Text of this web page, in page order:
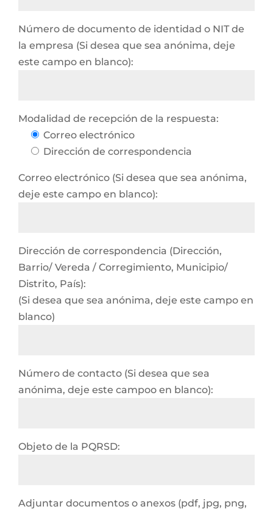
Número de documento de identidad o NIT de
la empresa (Si desea que sea anónima, deje
este campo en blanco):
Modalidad de recepción de la respuesta:
Correo electrónico
Dirección de correspondencia
Correo electrónico (Si desea que sea anónima,
deje este campo en blanco):
Dirección de correspondencia (Dirección,
Barrio/ Vereda / Corregimiento, Municipio/
Distrito, País):
(Si desea que sea anónima, deje este campo en
blanco)
Número de contacto (Si desea que sea
anónima, deje este campoo en blanco):
Objeto de la PQRSD:
Adjuntar documentos o anexos (pdf, jpg, png,